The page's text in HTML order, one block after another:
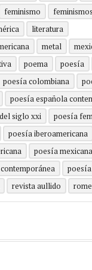
feminismo feminismos
literatura
metal
poema poesía
poesía colombiana
poesía española
siglo xxi
poesía
poesía iberoamericana
poesía mexicana
revista aullido